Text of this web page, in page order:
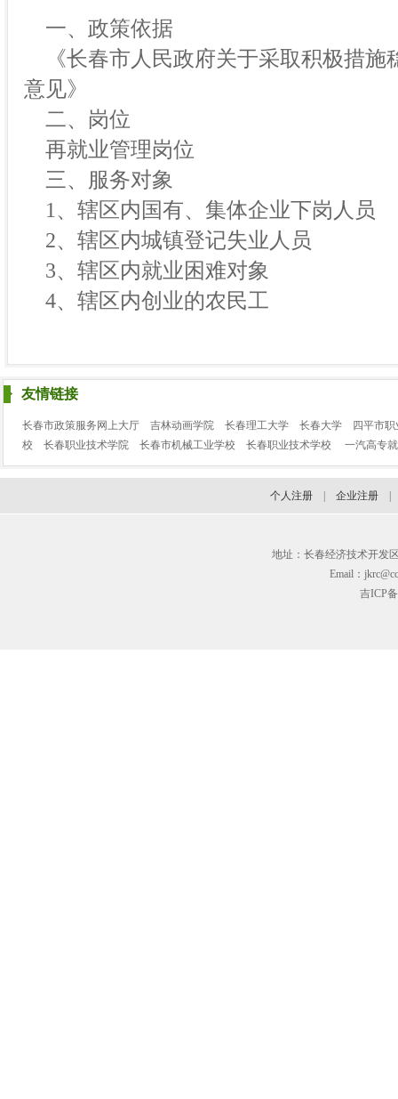
一、政策依据
《长春市人民政府关于采取积极措施
意见》
二、岗位
再就业管理岗位
三、服务对象
1、辖区内国有、集体企业下岗人员
2、辖区内城镇登记失业人员
3、辖区内就业困难对象
4、辖区内创业的农民工
友情链接
长春市政策服务网上大厅 吉林动画学院 长春理工大学 长春大学
四平市
校
长春职业技术学院 长春市机械工业学校 长春职业技术学校 一汽高专
个人注册 企业注册
地址：长春经济技术开发
Email：
吉ICP